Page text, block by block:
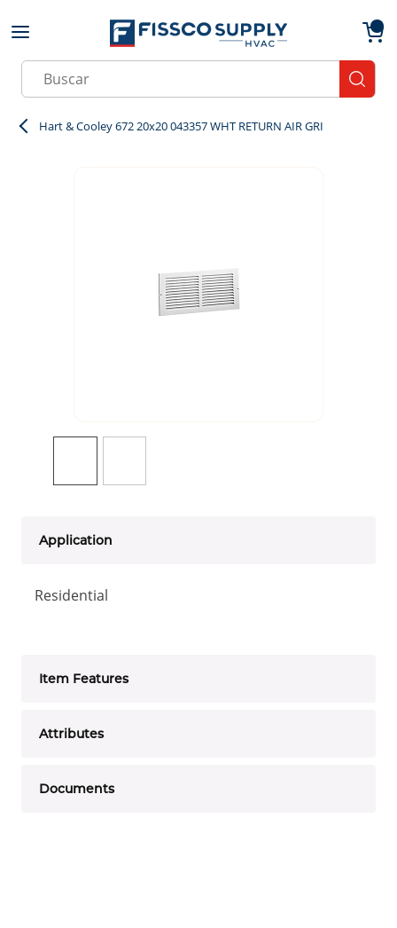
Skip to main content
Site Search
Hart & Cooley 672 20x20 043357 WHT RETURN AIR GRI
Application
Residential
Item Features
Attributes
Documents